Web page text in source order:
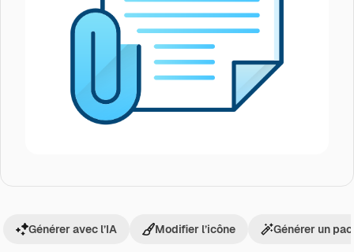
Générer avec l’IA Modifier l’icône Générer un